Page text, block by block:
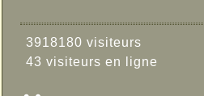
3918180 visiteurs
43 visiteurs en ligne